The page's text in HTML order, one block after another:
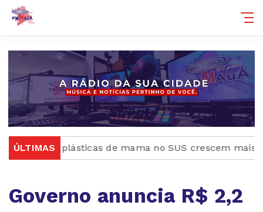
ÚLTIMAS
plásticas de mama no SUS crescem mais de 50%
Governo anuncia R$ 2,2